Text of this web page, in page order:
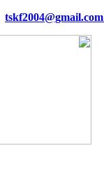
tskf2004@gmail.com